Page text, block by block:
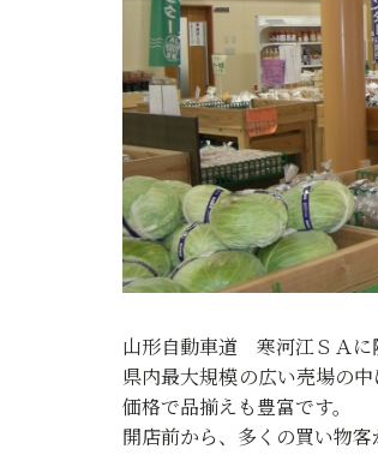
山形自動車道 寒河江ＳＡに
県内最大規模の広い売場の
価格で品揃えも豊富です。
開店前から、多くの買い物客